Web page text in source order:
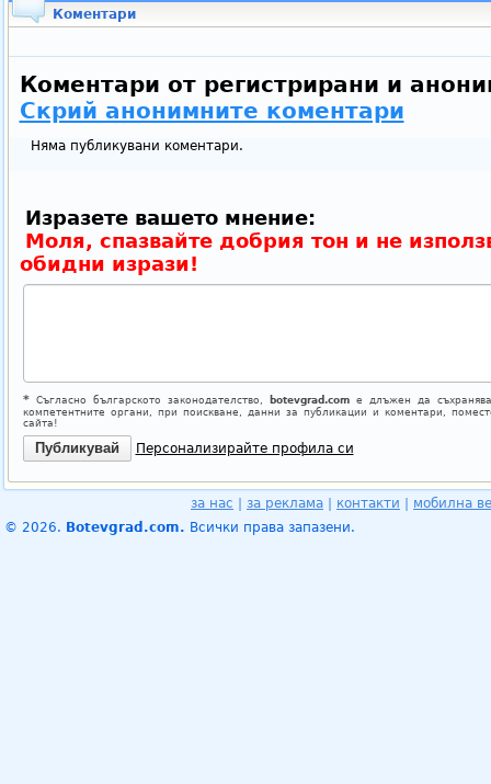
Коментари
Коментари от регистрирани и
Скрий анонимните коментари
Няма публикувани коментари.
Изразете вашето мнение:
Моля, спазвайте добрия тон и не
обидни изрази!
*Съгласно българското законодателство, botevgrad.comе длъжен да
компетентните органи, при поискване, данни за публикации и коментари,
сайта!
Персонализирайте профила си
за нас за реклама контакти
мобилна
© 2026. Botevgrad.com. Всички права запазени.